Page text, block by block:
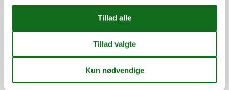
Persondatapolitik
Cookies
Om os
Din tryghed